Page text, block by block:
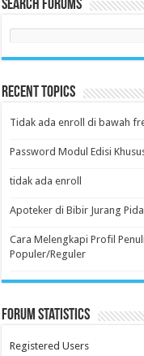
Search Forums
Recent Topics
Tidak ada enroll di bawah
Password Modul Edisi
tidak ada enroll
Apoteker di Bibir Jurang
Cara Melengkapi Profil
Populer/Reguler
Forum Statistics
Registered Users